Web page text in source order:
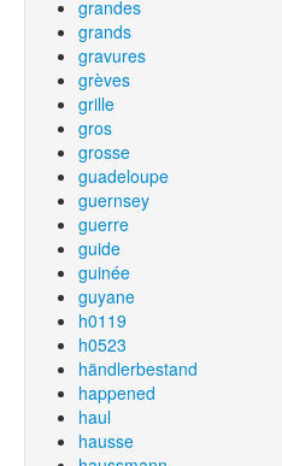
grandes
grands
gravures
grèves
grille
gros
grosse
guadeloupe
guernsey
guerre
guide
guinée
guyane
h0119
h0523
händlerbestand
happened
haul
hausse